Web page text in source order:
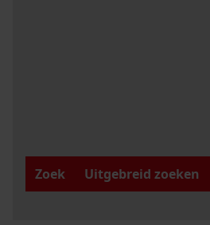
Zoek
Uitgebreid zoeken